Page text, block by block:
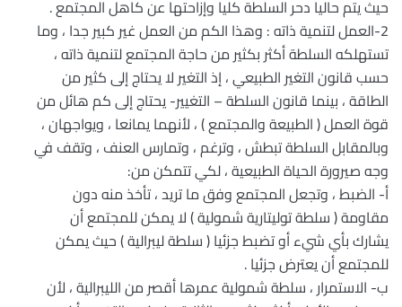
حيث يتم حاليا دحر السلطة كليا وإزاحتها عن كاهل المجتمع .
2-العمل لتنمية ذاته : وهذا الكم من العمل غير كبير جدا ، وما
تستهلكه السلطة أكثر بكثير من حاجة المجتمع لتنمية ذاته ،
حسب قانون التغير الطبيعي ، إذ التغير لا يحتاج إلى كثير من
الطاقة ، بينما قانون السلطة – التغيير- يحتاج إلى كم هائل من
قوة العمل ( الطبيعة والمجتمع ) ، لأنهما يمانعا ، ويواجهان ،
وبالمقابل السلطة تبطش ، وترغم ، وتمارس العنف ، وتقف في
وجه صيرورة الحياة الطبيعية ، لكي تتمكن من:
أ- الضبط ، وتجعل المجتمع وفق ما تريد ، تأخذ منه دون
مقاومة ( سلطة توليتارية شمولية ) لا يمكن للمجتمع أن
يشارك بأي شيء أو تضبط جزئيا ( سلطة ليبرالية ) حيث يمكن
للمجتمع أن يعترض جزئيا .
ب- الاستمرار ، سلطة شمولية عمرها أقصر من الليبرالية ، لأن